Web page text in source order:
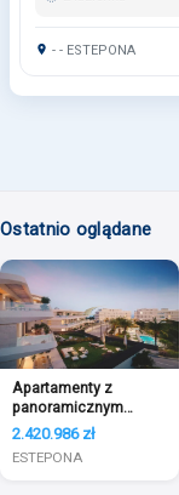
- - ESTEPONA
Ostatnio oglądane
Apartamenty z
panoramicznym
widokiem
2.420.986 zł
ESTEPONA